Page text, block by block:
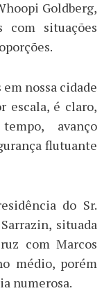
Goldberg,
com situações
nossa cidade
escala, é claro,
avanço
flutuante
do Sr.
situada
com Marcos
médio, porém
numerosa.